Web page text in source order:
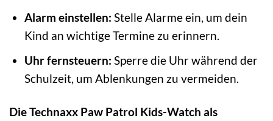
Alarm einstellen: Stelle Alarme ein, um dein
Kind an wichtige Termine zu erinnern.
Uhr fernsteuern: Sperre die Uhr während der
Schulzeit, um Ablenkungen zu vermeiden.
Die Technaxx Paw Patrol Kids-Watch als